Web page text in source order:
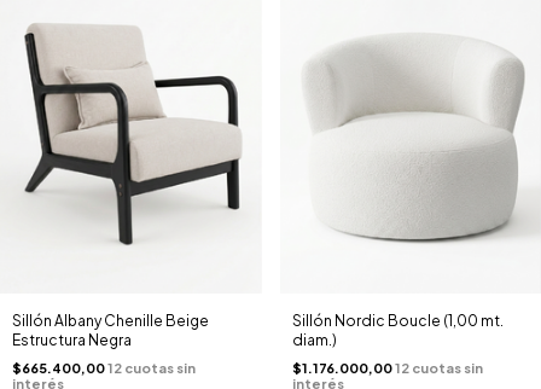
Sillón Albany Chenille Beige
Estructura Negra
$665.400,00
Sillón Nordic Boucle (1,00 mt.
diam.)
$1.176.000,00